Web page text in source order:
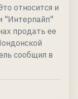
относится и
"Интерпайп"
продать ее
сообщил в